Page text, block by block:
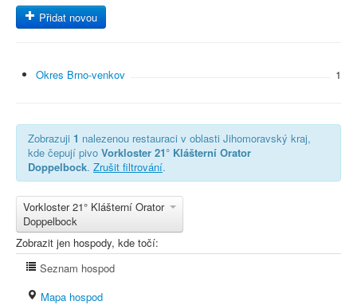
Přidat novou
Okres Brno-venkov 1
Zobrazuji 1 nalezenou restauraci v oblasti Jihomoravský kraj,
kde čepují pivo Vorkloster 21° Klášterní Orator
Doppelbock. Zrušit filtrování.
Vorkloster 21° Klášterní Orator
Doppelbock
Zobrazit jen hospody, kde točí:
Seznam hospod
Mapa hospod